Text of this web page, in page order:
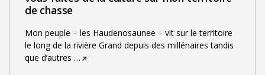
de chasse
Mon peuple – les Haudenosaunee – vit sur le territoire
le long de la rivière Grand depuis des millénaires tandis
que d’autres …